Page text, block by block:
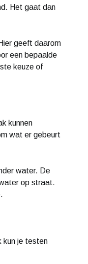
Het gaat dan
geeft daarom
een bepaalde
keuze of
kunnen
wat er gebeurt
water. De
op straat.
kun je testen